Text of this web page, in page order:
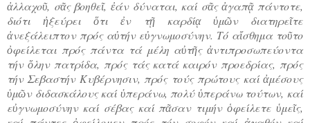
ἀλλαχοῦ, σᾶς βοηθεῖ, ἐάν δύναται, καί σᾶς ἀγαπᾷ πάντοτε,
διότι ἠξεύρει ὅτι ἐν τῇ καρδίᾳ ὑμῶν διατηρεῖτε
ἀνεξάλειπτον πρός αὐτήν εὐγνωμοσύνην. Τό αἴσθημα τοῦτο
ὀφείλεται πρός πάντα τά μέλη αὐτῆς ἀντιπροσωπεύοντα
τήν ὅλην πατρίδα, πρός τάς κατά καιρόν προεδρίας, πρός
τήν Σεβαστήν Κυβέρνησιν, πρός τούς πρώτους καί ἀμέσους
ὑμῶν διδασκάλους καί ὑπεράνω, πολύ ὑπεράνω τούτων, καί
εὐγνωμοσύνην καί σέβας καί πᾶσαν τιμήν ὁφείλετε ὑμεῖς,